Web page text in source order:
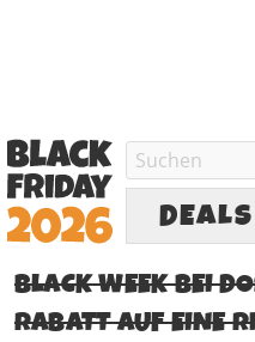
DEALS
BLACK WEEK BEI
RABATT AUF EINE